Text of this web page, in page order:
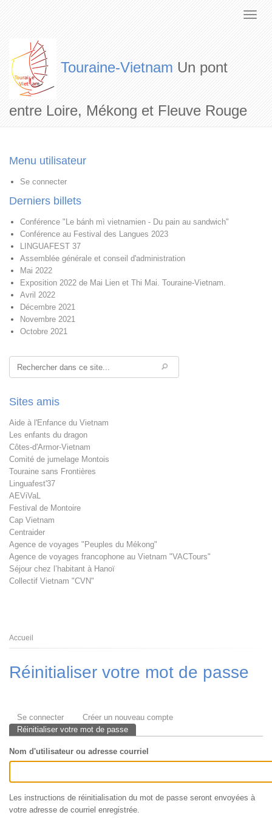
Touraine-Vietnam Un pont
entre Loire, Mékong et Fleuve Rouge
Menu utilisateur
Se connecter
Derniers billets
Conférence "Le bánh mì vietnamien - Du pain au sandwich"
Conférence au Festival des Langues 2023
LINGUAFEST 37
Assemblée générale et conseil d'administration
Mai 2022
Exposition 2022 de Mai Lien et Thi Mai. Touraine-Vietnam.
Avril 2022
Décembre 2021
Novembre 2021
Octobre 2021
Rechercher
Sites amis
Aide à l'Enfance du Vietnam
Les enfants du dragon
Côtes-d'Armor-Vietnam
Comité de jumelage Montois
Touraine sans Frontières
Linguafest'37
AEViVaL
Festival de Montoire
Cap Vietnam
Centraider
Agence de voyages "Peuples du Mékong"
Agence de voyages francophone au Vietnam "VACTours"
Séjour chez l’habitant à Hanoï
Collectif Vietnam "CVN"
Fil
Accueil
Réinitialiser votre mot de passe
Onglets
principaux
Se connecter
Créer un nouveau compte
Réinitialiser votre mot de passe
Nom d'utilisateur ou adresse courriel
Les instructions de réinitialisation du mot de passe seront envoyées à
votre adresse de courriel enregistrée.